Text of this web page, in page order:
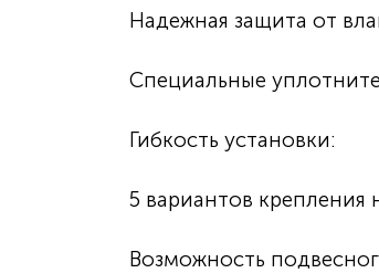
Надежная защита от
Специальные
Гибкость установки:
5 вариантов крепления
Возможность